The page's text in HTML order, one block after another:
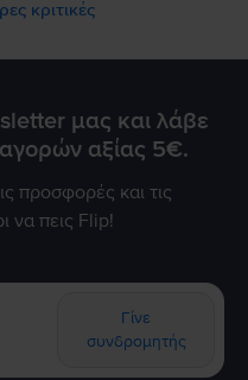
κριτικές
μας και λάβε
αξίας 5€.
προσφορές και τις
να πεις Flip!
Γίνε
συνδρομητής